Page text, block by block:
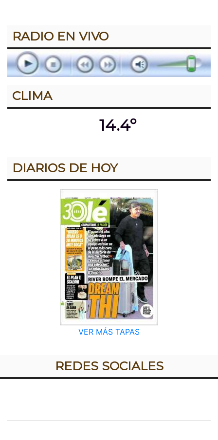
RADIO EN VIVO
CLIMA
14.4º
DIARIOS DE HOY
VER MÁS TAPAS
REDES SOCIALES